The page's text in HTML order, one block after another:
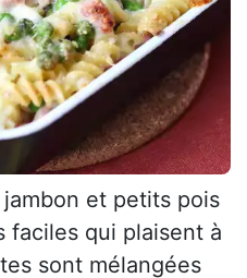
et petits pois
faciles qui plaisent à
sont mélangées